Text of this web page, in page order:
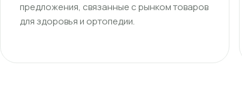
предложения, связанные с рынком товаров
для здоровья и ортопедии.